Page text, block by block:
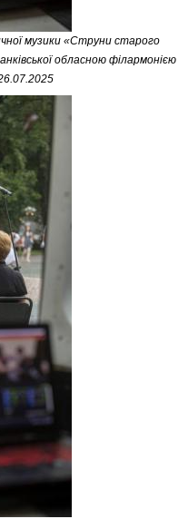
музики «Струни старого
обласною філармонією